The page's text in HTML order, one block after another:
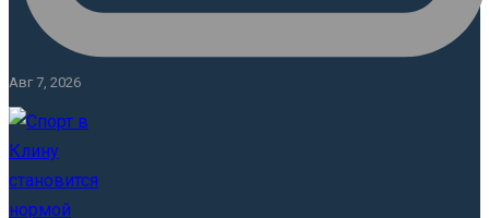
Авг 7, 2026